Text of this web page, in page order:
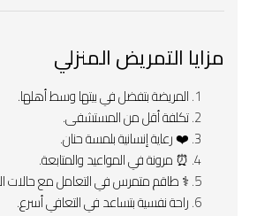
مزايا التمريض المنزلي
المريضة بتفضل في بيتها وسط أهلها.
تكلفة أقل من المستشفى.
❤️ رعاية إنسانية بلمسة حنان.
⏰ مرونة في المواعيد والمتابعة.
‍⚕️ طاقم متمرس في التعامل مع حالات
راحة نفسية بتساعد في التعافي أسرع.